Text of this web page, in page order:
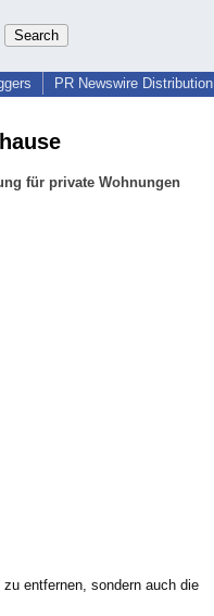
PR Newswire Distribution
für private Wohnungen
entfernen, sondern auch die